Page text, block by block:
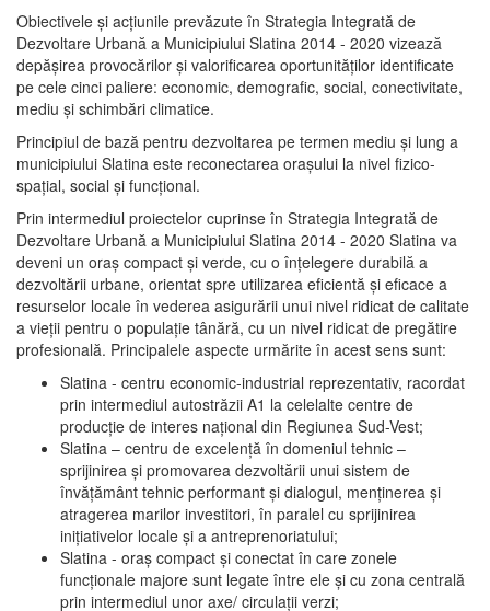
Obiectivele şi acţiunile prevăzute în Strategia Integrată de
Dezvoltare Urbană a Municipiului Slatina 2014 - 2020 vizează
depășirea provocărilor şi valorificarea oportunităţilor identificate
pe cele cinci paliere: economic, demografic, social, conectivitate,
mediu şi schimbări climatice.
Principiul de bază pentru dezvoltarea pe termen mediu şi lung a
municipiului Slatina este reconectarea oraşului la nivel fizico-
spaţial, social şi funcţional.
Prin intermediul proiectelor cuprinse în Strategia Integrată de
Dezvoltare Urbană a Municipiului Slatina 2014 - 2020 Slatina va
deveni un oraş compact şi verde, cu o înţelegere durabilă a
dezvoltării urbane, orientat spre utilizarea eficientă şi eficace a
resurselor locale în vederea asigurării unui nivel ridicat de calitate
a vieţii pentru o populaţie tânără, cu un nivel ridicat de pregătire
profesională. Principalele aspecte urmărite în acest sens sunt:
Slatina - centru economic-industrial reprezentativ, racordat
prin intermediul autostrăzii A1 la celelalte centre de
producţie de interes naţional din Regiunea Sud-Vest;
Slatina – centru de excelenţă în domeniul tehnic –
sprijinirea şi promovarea dezvoltării unui sistem de
învăţământ tehnic performant şi dialogul, menţinerea şi
atragerea marilor investitori, în paralel cu sprijinirea
iniţiativelor locale şi a antreprenoriatului;
Slatina - oraş compact şi conectat în care zonele
funcţionale majore sunt legate între ele şi cu zona centrală
prin intermediul unor axe/ circulații verzi;